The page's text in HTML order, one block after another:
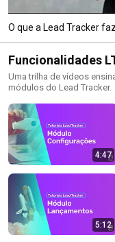
O que a Lead Tracker
Funcionalidades
Uma trilha de vídeos
módulos do Lead Tracker.
4:47
5:12